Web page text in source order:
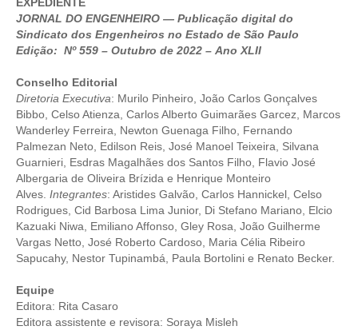
CRESCE BRASIL
CONSELHO TECNOLÓGICO
HISTÓRICO E ATUAÇÃO
COMPOSIÇÃO
CONSELHOS ASSESSORES
PERSONALIDADES DA TECNOLOGIA
NÚCLEO DA MULHER ENGENHEIRA
TRANSPARÊNCIA
JURÍDICO
CONSULTORIA
EXPEDIENTE
JORNAL DO ENGENHEIRO — Publicação digital do
Sindicato dos Engenheiros no Estado de São Paulo
Edição: Nº 559 – Outubro de 2022 – Ano XLII
Conselho Editorial
Diretoria Executiva: Murilo Pinheiro, João Carlos Gonçalves
Bibbo, Celso Atienza, Carlos Alberto Guimarães Garcez, Marcos
Wanderley Ferreira, Newton Guenaga Filho, Fernando
Palmezan Neto, Edilson Reis, José Manoel Teixeira, Silvana
Guarnieri, Esdras Magalhães dos Santos Filho, Flavio José
Albergaria de Oliveira Brízida e Henrique Monteiro
Alves. Integrantes: Aristides Galvão, Carlos Hannickel, Celso
Rodrigues, Cid Barbosa Lima Junior, Di Stefano Mariano, Elcio
Kazuaki Niwa, Emiliano Affonso, Gley Rosa, João Guilherme
Vargas Netto, José Roberto Cardoso, Maria Célia Ribeiro
Sapucahy, Nestor Tupinambá, Paula Bortolini e Renato Becker.
Equipe
Editora: Rita Casaro
Editora assistente e revisora: Soraya Misleh